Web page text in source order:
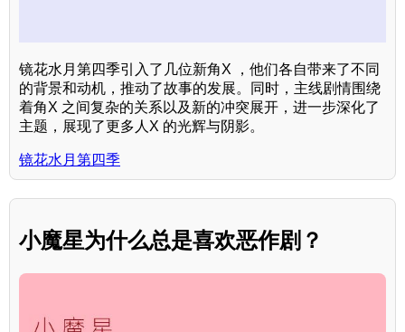
镜花水月第四季引入了几位新角X ，他们各自带来了不同
的背景和动机，推动了故事的发展。同时，主线剧情围绕
着角X 之间复杂的关系以及新的冲突展开，进一步深化了
主题，展现了更多人X 的光辉与阴影。
镜花水月第四季
小魔星为什么总是喜欢恶作剧？